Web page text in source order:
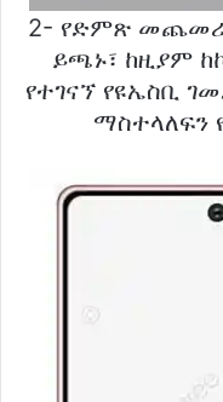
2- የድምጽ
ይጫኑ፣ ከዚያም
የተገናኘ የዩኤስቢ
ማስተላለፍን